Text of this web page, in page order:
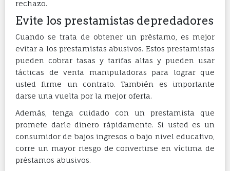
rechazo.
Evite los prestamistas depredadores
Cuando se trata de obtener un préstamo, es mejor
evitar a los prestamistas abusivos. Estos prestamistas
pueden cobrar tasas y tarifas altas y pueden usar
tácticas de venta manipuladoras para lograr que
usted firme un contrato. También es importante
darse una vuelta por la mejor oferta.
Además, tenga cuidado con un prestamista que
promete darle dinero rápidamente. Si usted es un
consumidor de bajos ingresos o bajo nivel educativo,
corre un mayor riesgo de convertirse en víctima de
préstamos abusivos.